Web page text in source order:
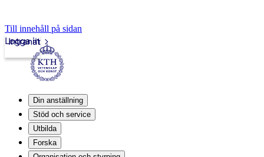
Till innehåll på sidan
Intranät
Logga in
Din anställning
Stöd och service
Utbilda
Forska